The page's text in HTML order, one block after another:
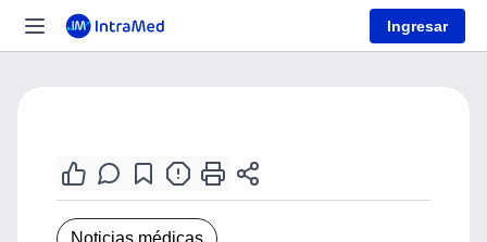
Ingresar
Noticias médicas